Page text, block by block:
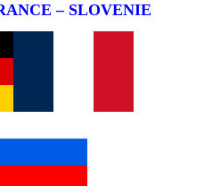
– SLOVENIE